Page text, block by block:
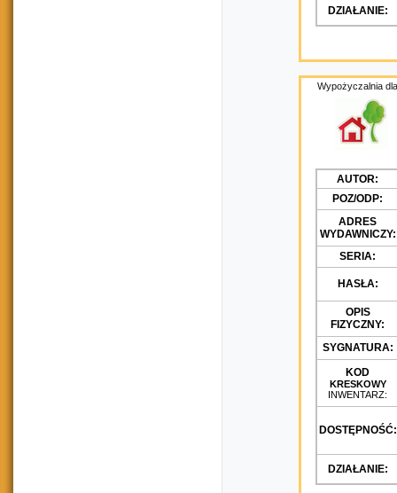
DZIAŁANIE:
Wypożyczalnia
AUTOR:
POZ/ODP:
ADRES
WYDAWNICZY:
SERIA:
HASŁA:
OPIS
FIZYCZNY:
SYGNATURA:
KOD
KRESKOWY
INWENTARZ:
DOSTĘPNOŚĆ:
DZIAŁANIE: